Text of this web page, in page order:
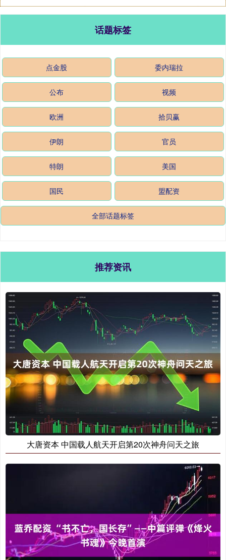
话题标签
点金股 委内瑞拉
公布 视频
欧洲 拾贝赢
伊朗 官员
特朗 美国
国民 盟配资
全部话题标签
推荐资讯
大唐资本 中国载人航天开启第20次神舟问天之旅